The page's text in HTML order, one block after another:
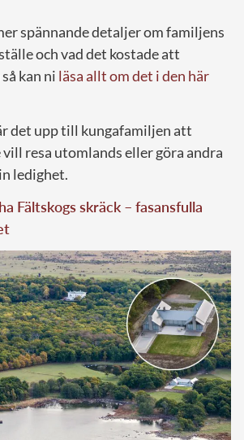
spännande detaljer om familjens
och vad det kostade att
kan ni läsa allt om det i den här
det upp till kungafamiljen att
vill resa utomlands eller göra andra
ledighet.
Fältskogs skräck – fasansfulla